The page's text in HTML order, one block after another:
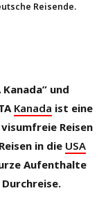
Reisende.
und
Kanada ist eine
Reisen
in die USA
Aufenthalte